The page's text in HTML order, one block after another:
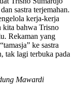
sastra terjemahan.
kerja-kerja
kita bahwa Trisno
Rekaman yang
ke sastra
tak lagi terbuka pada
Mawardi